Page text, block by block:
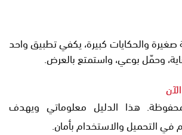
والحكايات كبيرة، يكفي تطبيق واحد
وحمّل بوعي، واستمتع بالعرض.
هذا الدليل معلوماتي ويهدف
التحميل والاستخدام بأمان.